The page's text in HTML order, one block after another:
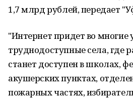
1,7 млрд рублей, передает
"Интернет придет во многие
труднодоступные села, где
станет доступен в школах,
акушерских пунктах,
пожарных частях,